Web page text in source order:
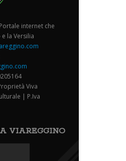
internet che
la Versilia
Viva
| P.Iva
VIAREGGINO